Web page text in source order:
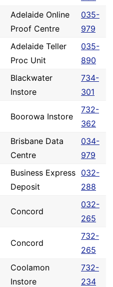
Adelaide Online
Proof Centre
035-
979
Adelaide Teller
Proc Unit
035-
890
Blackwater
Instore
734-
301
Boorowa Instore
732-
362
Brisbane Data
Centre
034-
979
Business Express
Deposit
032-
288
Concord
032-
265
Concord
732-
265
Coolamon
Instore
732-
234